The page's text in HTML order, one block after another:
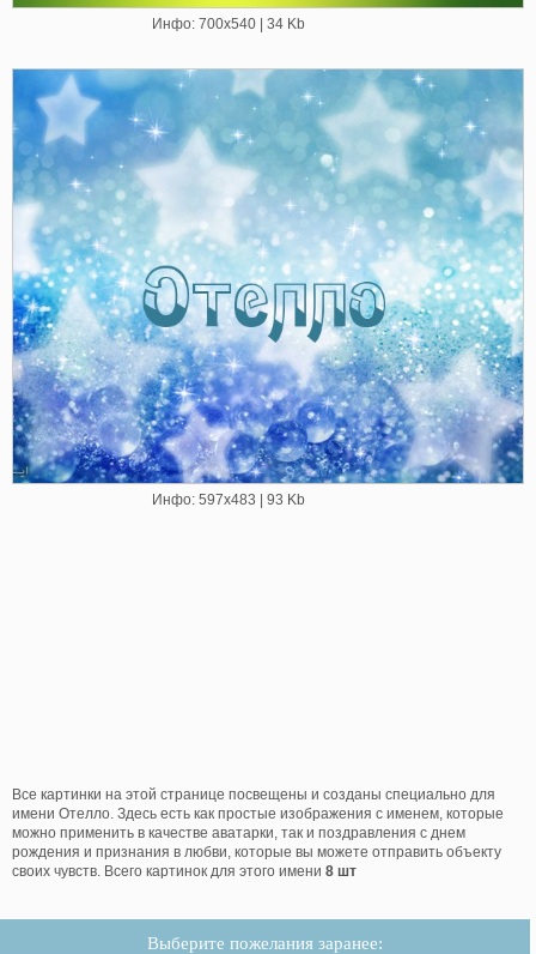
Инфо: 700х540 | 34 Kb
Инфо: 597х483 | 93 Kb
Все картинки на этой странице посвещены и созданы специально для
имени Отелло. Здесь есть как простые изображения с именем, которые
можно применить в качестве аватарки, так и поздравления с днем
рождения и признания в любви, которые вы можете отправить объекту
своих чувств. Всего картинок для этого имени 8 шт
Выберите пожелания заранее: